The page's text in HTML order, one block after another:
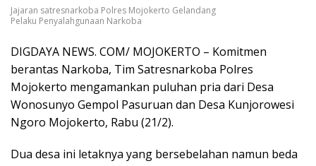
Jajaran satresnarkoba Polres Mojokerto Gelandang
Pelaku Penyalahgunaan Narkoba
DIGDAYA NEWS. COM/ MOJOKERTO – Komitmen
berantas Narkoba, Tim Satresnarkoba Polres
Mojokerto mengamankan puluhan pria dari Desa
Wonosunyo Gempol Pasuruan dan Desa Kunjorowesi
Ngoro Mojokerto, Rabu (21/2).
Dua desa ini letaknya yang bersebelahan namun beda